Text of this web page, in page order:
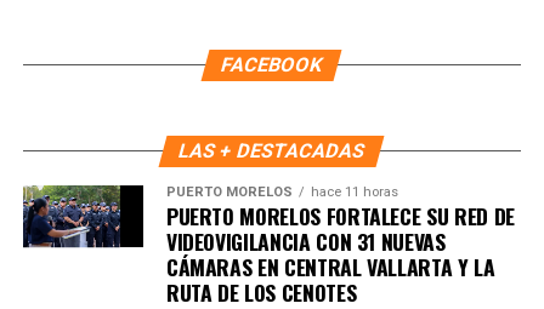
traicionar al pueblo”deben seguir guiando la vida pública
FACEBOOK
LAS + DESTACADAS
PUERTO MORELOS hace 11 horas
PUERTO MORELOS FORTALECE SU RED DE
VIDEOVIGILANCIA CON 31 NUEVAS
CÁMARAS EN CENTRAL VALLARTA Y LA
RUTA DE LOS CENOTES